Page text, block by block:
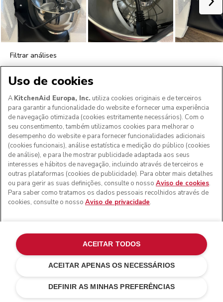
Milkshake
€ 466,65
€ 549,00
Poupar nos
Uso de cookies
A KitchenAid Europa, Inc. utiliza cookies originais e de terceiros
para garantir a funcionalidade do website e fornecer uma experiência
de navegação otimizada (cookies estritamente necessários). Com o
seu consentimento, também utilizamos cookies para melhorar o
desempenho do website e para fornecer funcionalidades adicionais
(cookies funcionais), análise estatística e medição do público (cookies
de análise), e para lhe mostrar publicidade adaptada aos seus
interesses e hábitos de navegação, incluindo através de terceiros e
outras plataformas (cookies de publicidade). Para obter mais detalhes
ou para gerir as suas definições, consulte o nosso Aviso de cookies.
Para saber como tratamos os dados pessoais recolhidos através de
cookies, consulte o nosso Aviso de privacidade.
DEFINIR AS MINHAS PREFERÊNCIAS
ACEITAR APENAS OS NECESSÁRIOS
ACEITAR TODOS